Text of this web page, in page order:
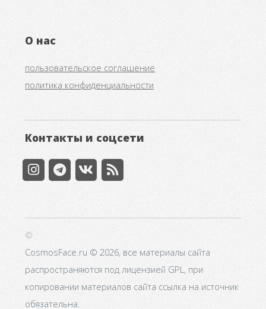
О нас
пользовательское соглашение
политика конфиденциальности
Контакты и соцсети
©
CosmosFace.ru © 2026, все материалы сайта
распространяются под лицензией GPL, при
копировании материалов сайта ссылка на источник
обязательна.